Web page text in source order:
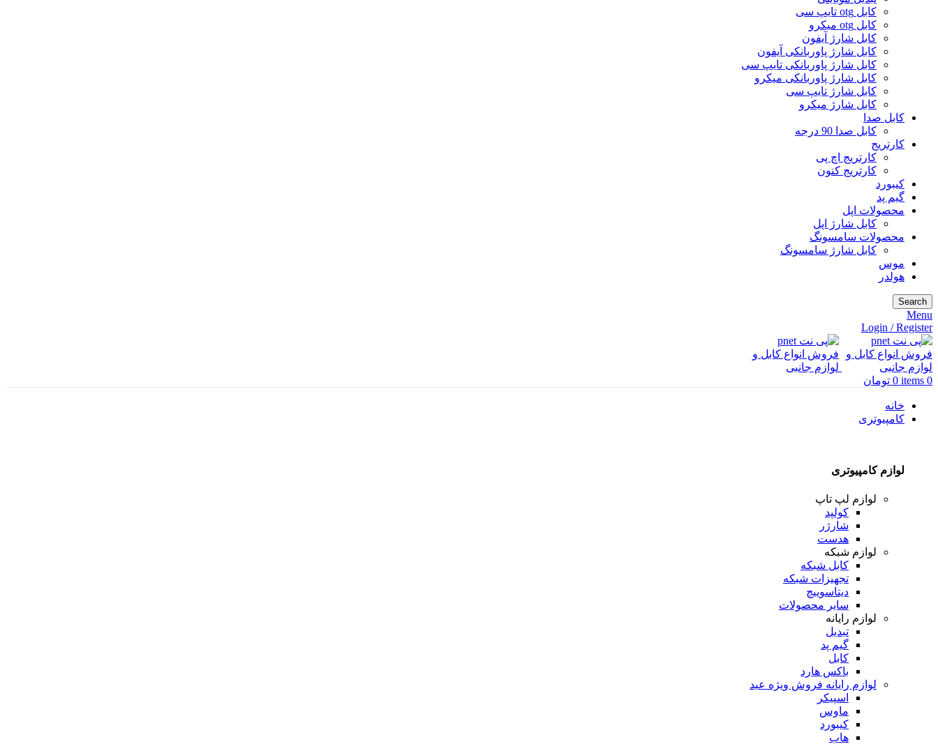
کابل otg تایپ سی
کابل otg میکرو
کابل شارژ آیفون
کابل شارژ پاوربانکی آیفون
کابل شارژ پاوربانکی تایپ سی
کابل شارژ پاوربانکی میکرو
کابل شارژ تایپ سی
کابل شارژ میکرو
کابل صدا
کابل صدا 90 درجه
کارتریج
کارتریج اچ پی
کارتریج کنون
کیبورد
گیم پد
محصولات اپل
کابل شارژ اپل
محصولات سامسونگ
کابل شارژ سامسونگ
موس
هولدر
Search
Menu
Login / Register
0
items
0 تومان
خانه
کامپیوتری
لوازم کامپیوتری
لوازم لپ تاپ
کولپد
شارژر
هدست
لوازم شبکه
کابل شبکه
تجهیزات شبکه
دیتاسوییچ
سایر محصولات
لوازم رایانه
تبدیل
گیم پد
کابل
باکس هارد
لوازم رایانه فروش ویژه عید
اسپیکر
ماوس
کیبورد
هاب